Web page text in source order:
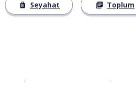
Seyahat Toplum